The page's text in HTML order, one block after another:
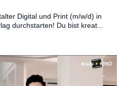
Digital und Print (m/w/d) in
durchstarten! Du bist kreat...